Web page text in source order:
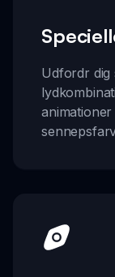
Udfordr dig